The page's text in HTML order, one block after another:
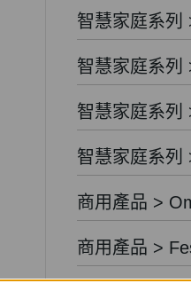
智慧家庭系列
智慧家庭系列
智慧家庭系列
智慧家庭系列
商用產品 >
商用產品 >